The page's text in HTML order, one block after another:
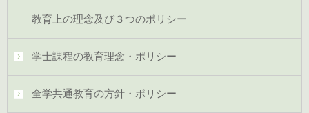
教育上の理念及び３つのポリシー
学士課程の教育理念・ポリシー
全学共通教育の方針・ポリシー